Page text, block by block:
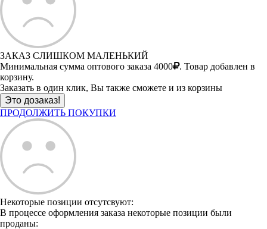
ЗАКАЗ СЛИШКОМ МАЛЕНЬКИЙ
Минимальная сумма оптового заказа 4000
. Товар добавлен в
корзину.
Заказать в один клик, Вы также сможете и из корзины
ПРОДОЛЖИТЬ ПОКУПКИ
Некоторые позиции отсутсвуют:
В процессе оформления заказа некоторые позиции были
проданы: